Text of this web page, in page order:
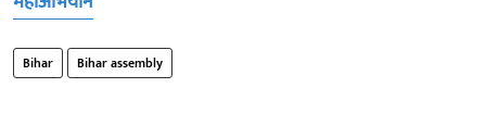
Bihar Bihar assembly